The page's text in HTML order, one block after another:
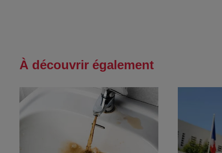
À découvrir également